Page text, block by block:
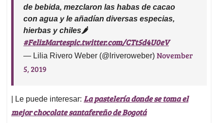
de bebida, mezclaron las habas de cacao
con agua y le añadían diversas especias,
hierbas y chiles🌶
#FelizMartespic.twitter.com/CTt5d4U0eV
— Lilia Rivero Weber (@lriveroweber) November
5, 2019
| Le puede interesar: La pastelería donde se toma el
mejor chocolate santafereño de Bogotá